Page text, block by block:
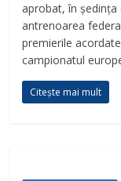
aprobat, în
antrenoarea
premierile
campionatul
Citește mai mult